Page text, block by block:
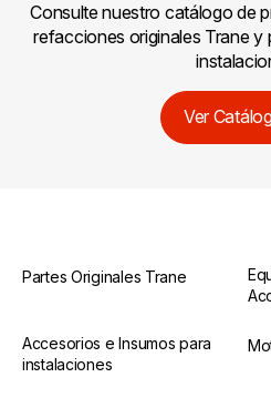
Consulte nuestro catálogo de
refacciones originales Trane y
Ver
Partes Originales Trane
Accesorios e Insumos para
instalaciones